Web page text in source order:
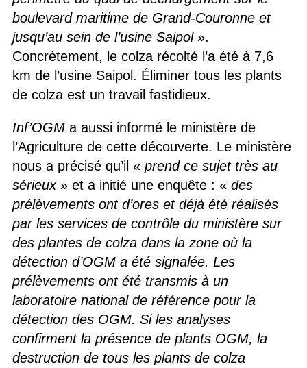
boulevard maritime de Grand-Couronne et
jusqu’au sein de l’usine Saipol».
Concrètement, le colza récolté l’a été à 7,6
km de l’usine Saipol. Éliminer tous les plants
de colza est un travail fastidieux.
Inf’OGMa aussi informé le ministère de
l’Agriculture de cette découverte. Le ministère
nous a précisé qu’il « prend ce sujet très au
sérieux» et a initié une enquête : « des
prélèvements ont d’ores et déjà été réalisés
par les services de contrôle du ministère sur
des plantes de colza dans la zone où la
détection d’OGM a été signalée. Les
prélèvements ont été transmis à un
laboratoire national de référence pour la
détection des OGM. Si les analyses
confirment la présence de plants OGM, la
destruction de tous les plants de colza